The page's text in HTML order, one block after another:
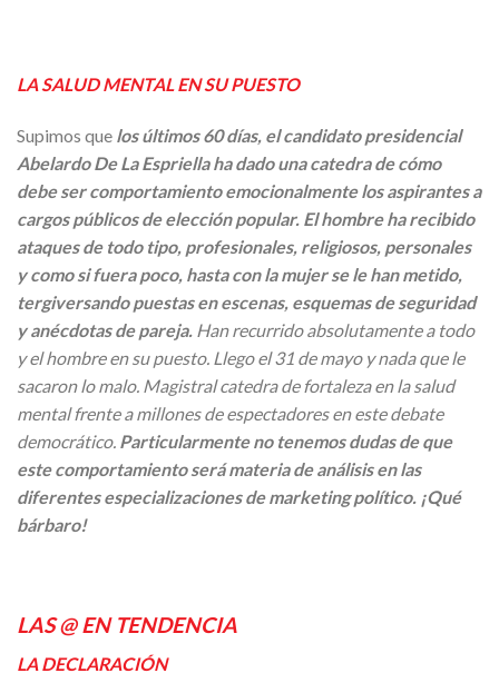
LA SALUD MENTAL EN SU PUESTO
Supimos que los últimos 60 días, el candidato presidencial
Abelardo De La Espriella ha dado una catedra de cómo
debe ser comportamiento emocionalmente los aspirantes a
cargos públicos de elección popular. El hombre ha recibido
ataques de todo tipo, profesionales, religiosos, personales
y como si fuera poco, hasta con la mujer se le han metido,
tergiversando puestas en escenas, esquemas de seguridad
y anécdotas de pareja. Han recurrido absolutamente a todo
y el hombre en su puesto. Llego el 31 de mayo y nada que le
sacaron lo malo. Magistral catedra de fortaleza en la salud
mental frente a millones de espectadores en este debate
democrático. Particularmente no tenemos dudas de que
este comportamiento será materia de análisis en las
diferentes especializaciones de marketing político. ¡Qué
bárbaro!
LAS @ EN TENDENCIA
LA DECLARACIÓN